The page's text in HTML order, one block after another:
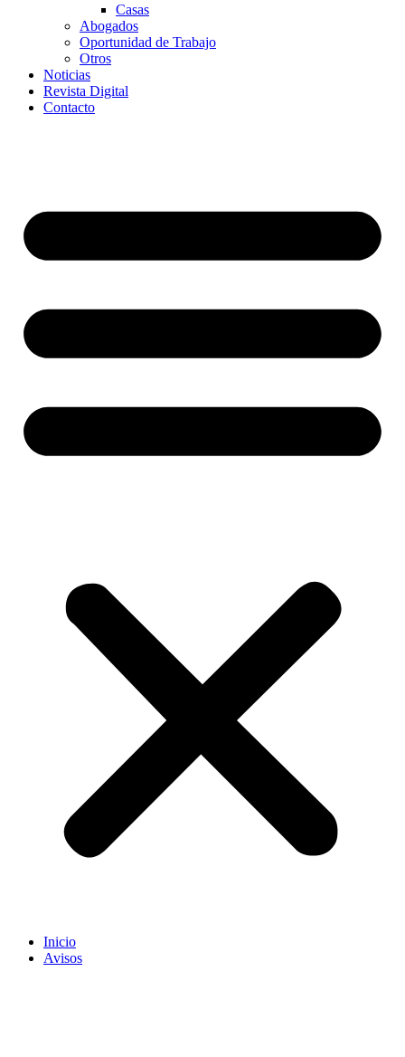
Casas
Abogados
Oportunidad de Trabajo
Otros
Noticias
Revista Digital
Contacto
Inicio
Avisos